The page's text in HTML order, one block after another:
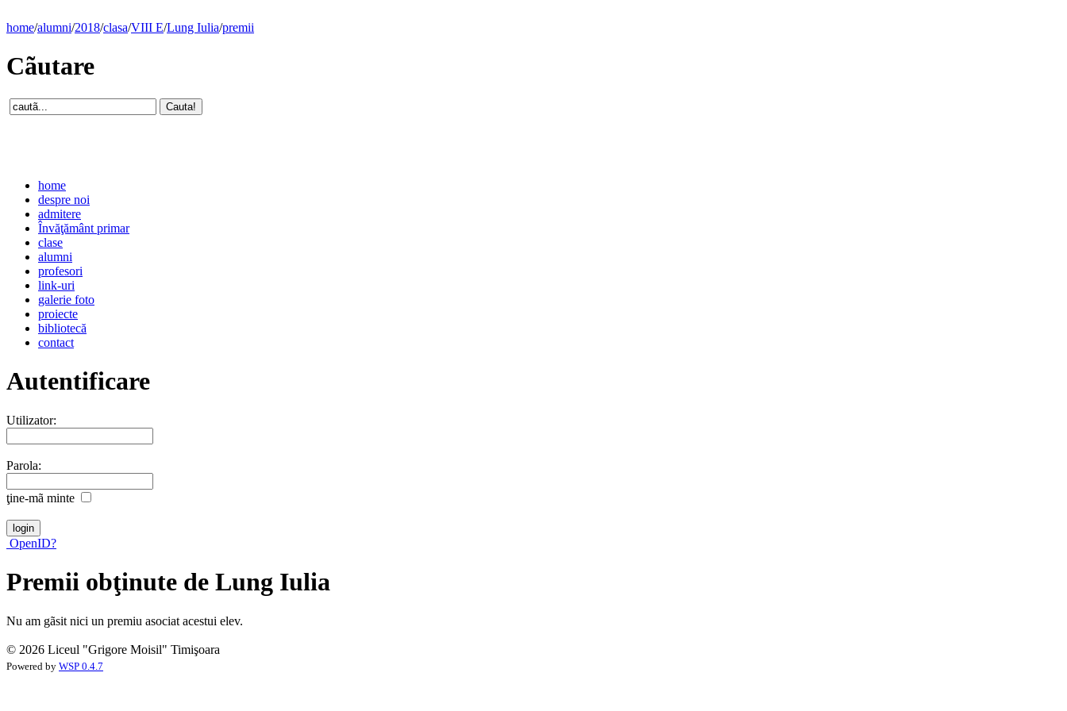
home/alumni/2018/clasa/VIII E/Lung Iulia/premii
Cãutare
home
despre noi
admitere
Învăţământ primar
clase
alumni
profesori
link-uri
galerie foto
proiecte
bibliotecă
contact
Autentificare
Utilizator:
Parola:
ţine-mã minte
OpenID?
Premii obţinute de Lung Iulia
Nu am gãsit nici un premiu asociat acestui elev.
© 2026 Liceul "Grigore Moisil" Timişoara
Powered by WSP 0.4.7